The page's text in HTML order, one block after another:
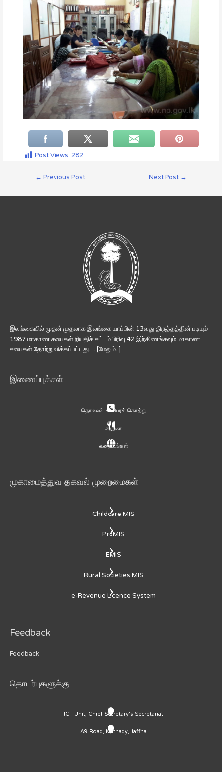
Post Views: 282
← Previous Post Next Post →
இலங்கையில் முதன் முதலாக இலங்கை யாப்பின் 13வது திருத்தத்தின் படியும்
1987 மாகாண சபைகள் நியதிச் சட்டம் பிரிவு 42 இற்கிணங்கவும் மாகாண
சபைகள் தோற்றுவிக்கப்பட்டது… [மேலும்..]
இணைப்புக்கள்
தொலைபேசி விபரக் கொத்து
சுற்றுலா
வரைபடங்கள்
முகாமைத்துவ தகவல் முறைமைகள்
Childcare MIS
ProMIS
EMIS
Rural Societies MIS
e-Revenue Licence System
Feedback
Feedback
தொடர்புகளுக்கு
ICT Unit, Chief Secretary's Secretariat
A9 Road, Kaithady, Jaffna